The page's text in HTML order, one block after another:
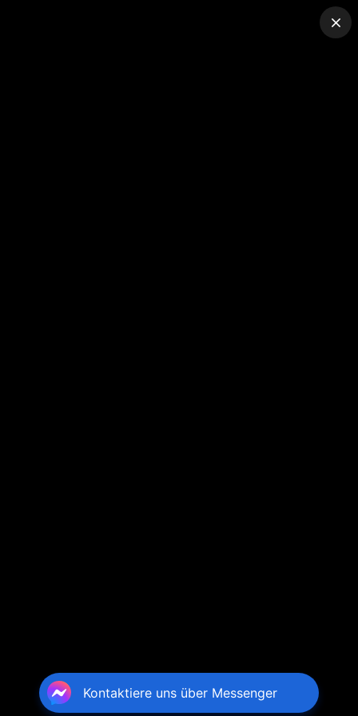
Kontaktiere uns über Messenger